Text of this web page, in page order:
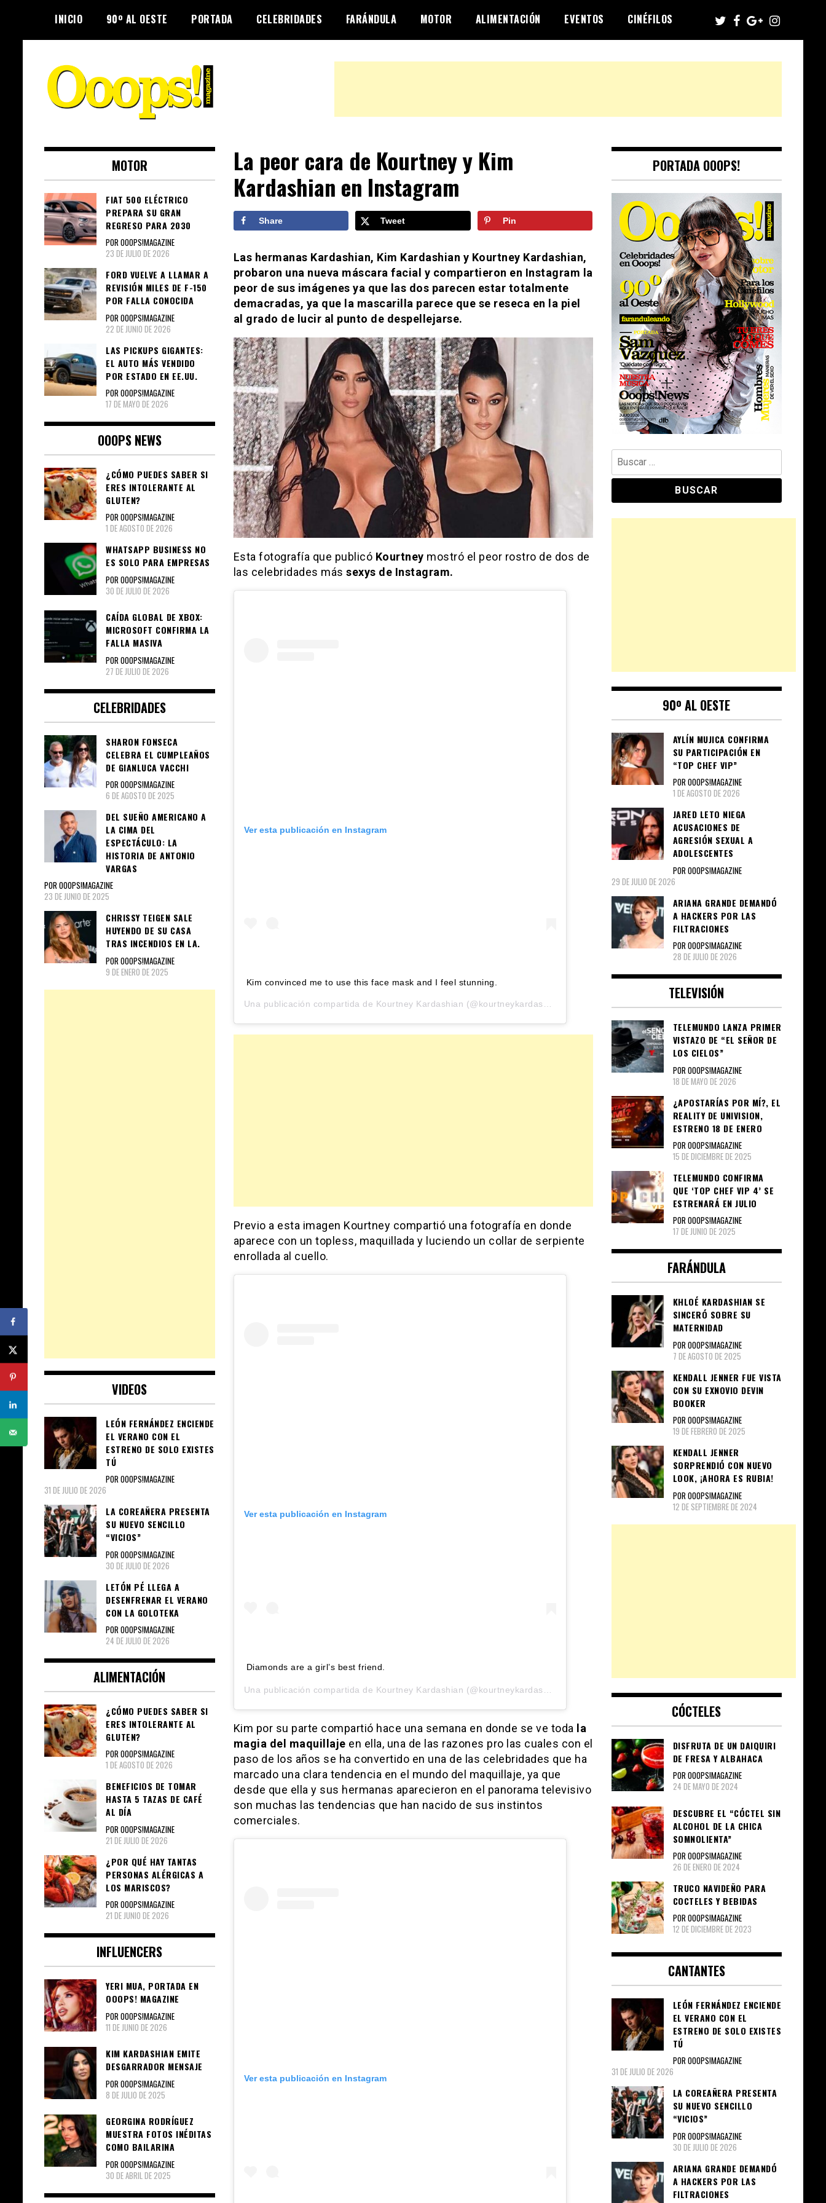
content
INICIO 90º AL OESTE PORTADA CELEBRIDADES FARÁNDULA MOTOR ALIMENTACIÓN EVENTOS CINÉFILOS
Ooops! Magazine
El magazine para estar al tanto de
las celebridades que sigues, todo
a tu alcance en un mismo lugar.
Grupo Leferas™
La peor cara de Kourtney y Kim
Kardashian en Instagram
Share Tweet Pin
Las hermanas Kardashian, Kim Kardashian y Kourtney Kardashian,
probaron una nueva máscara facial y compartieron en Instagram la
peor de sus imágenes ya que las dos parecen estar totalmente
demacradas, ya que la mascarilla parece que se reseca en la piel
al grado de lucir al punto de despellejarse.
Esta fotografía que publicó Kourtney mostró el peor rostro de dos de
las celebridades más sexys de Instagram.
Ver esta publicación en Instagram
Kim convinced me to use this face mask and I feel stunning.
Una publicación compartida de Kourtney Kardashian (@kourtneykardash) el
Previo a esta imagen Kourtney compartió una fotografía en donde
aparece con un topless, maquillada y luciendo un collar de serpiente
enrollada al cuello.
Ver esta publicación en Instagram
Diamonds are a girl’s best friend.
Una publicación compartida de Kourtney Kardashian (@kourtneykardash) el
Kim por su parte compartió hace una semana en donde se ve toda la
magia del maquillaje en ella, una de las razones pro las cuales con el
paso de los años se ha convertido en una de las celebridades que ha
marcado una clara tendencia en el mundo del maquillaje, ya que
desde que ella y sus hermanas aparecieron en el panorama televisivo
son muchas las tendencias que han nacido de sus instintos
comerciales.
Ver esta publicación en Instagram
MOTOR
FIAT 500 ELÉCTRICO
PREPARA SU GRAN
REGRESO PARA 2030
POR OOOPS!MAGAZINE
23 DE JULIO DE 2026
FORD VUELVE A LLAMAR A
REVISIÓN MILES DE F-150
POR FALLA CONOCIDA
POR OOOPS!MAGAZINE
22 DE JUNIO DE 2026
LAS PICKUPS GIGANTES:
EL AUTO MÁS VENDIDO
POR ESTADO EN EE.UU.
POR OOOPS!MAGAZINE
17 DE MAYO DE 2026
OOOPS NEWS
¿CÓMO PUEDES SABER SI
ERES INTOLERANTE AL
GLUTEN?
POR OOOPS!MAGAZINE
1 DE AGOSTO DE 2026
WHATSAPP BUSINESS NO
ES SOLO PARA EMPRESAS
POR OOOPS!MAGAZINE
30 DE JULIO DE 2026
CAÍDA GLOBAL DE XBOX:
MICROSOFT CONFIRMA LA
FALLA MASIVA
POR OOOPS!MAGAZINE
27 DE JULIO DE 2026
CELEBRIDADES
SHARON FONSECA
CELEBRA EL CUMPLEAÑOS
DE GIANLUCA VACCHI
POR OOOPS!MAGAZINE
6 DE AGOSTO DE 2025
DEL SUEÑO AMERICANO A
LA CIMA DEL
ESPECTÁCULO: LA
HISTORIA DE ANTONIO
VARGAS
POR OOOPS!MAGAZINE
23 DE JUNIO DE 2025
CHRISSY TEIGEN SALE
HUYENDO DE SU CASA
TRAS INCENDIOS EN LA.
POR OOOPS!MAGAZINE
9 DE ENERO DE 2025
VIDEOS
LEÓN FERNÁNDEZ ENCIENDE
EL VERANO CON EL
ESTRENO DE SOLO EXISTES
TÚ
POR OOOPS!MAGAZINE
31 DE JULIO DE 2026
LA COREAÑERA PRESENTA
SU NUEVO SENCILLO
“VICIOS”
POR OOOPS!MAGAZINE
30 DE JULIO DE 2026
LETÓN PÉ LLEGA A
DESENFRENAR EL VERANO
CON LA GOLOTEKA
POR OOOPS!MAGAZINE
24 DE JULIO DE 2026
ALIMENTACIÓN
¿CÓMO PUEDES SABER SI
ERES INTOLERANTE AL
GLUTEN?
POR OOOPS!MAGAZINE
1 DE AGOSTO DE 2026
BENEFICIOS DE TOMAR
HASTA 5 TAZAS DE CAFÉ
AL DÍA
POR OOOPS!MAGAZINE
21 DE JULIO DE 2026
¿POR QUÉ HAY TANTAS
PERSONAS ALÉRGICAS A
LOS MARISCOS?
POR OOOPS!MAGAZINE
21 DE JUNIO DE 2026
INFLUENCERS
YERI MUA, PORTADA EN
OOOPS! MAGAZINE
POR OOOPS!MAGAZINE
11 DE JUNIO DE 2026
KIM KARDASHIAN EMITE
DESGARRADOR MENSAJE
POR OOOPS!MAGAZINE
8 DE JULIO DE 2025
GEORGINA RODRÍGUEZ
MUESTRA FOTOS INÉDITAS
COMO BAILARINA
POR OOOPS!MAGAZINE
30 DE ABRIL DE 2025
PORTADA OOOPS!
Buscar:
90º AL OESTE
AYLÍN MUJICA CONFIRMA
SU PARTICIPACIÓN EN
“TOP CHEF VIP”
POR OOOPS!MAGAZINE
1 DE AGOSTO DE 2026
JARED LETO NIEGA
ACUSACIONES DE
AGRESIÓN SEXUAL A
ADOLESCENTES
POR OOOPS!MAGAZINE
29 DE JULIO DE 2026
ARIANA GRANDE DEMANDÓ
A HACKERS POR LAS
FILTRACIONES
POR OOOPS!MAGAZINE
28 DE JULIO DE 2026
TELEVISIÓN
TELEMUNDO LANZA PRIMER
VISTAZO DE “EL SEÑOR DE
LOS CIELOS”
POR OOOPS!MAGAZINE
18 DE MAYO DE 2026
¿APOSTARÍAS POR MÍ?, EL
REALITY DE UNIVISION,
ESTRENO 18 DE ENERO
POR OOOPS!MAGAZINE
15 DE DICIEMBRE DE 2025
TELEMUNDO CONFIRMA
QUE ‘TOP CHEF VIP 4’ SE
ESTRENARÁ EN JULIO
POR OOOPS!MAGAZINE
17 DE JUNIO DE 2025
FARÁNDULA
KHLOÉ KARDASHIAN SE
SINCERÓ SOBRE SU
MATERNIDAD
POR OOOPS!MAGAZINE
7 DE AGOSTO DE 2025
KENDALL JENNER FUE VISTA
CON SU EXNOVIO DEVIN
BOOKER
POR OOOPS!MAGAZINE
19 DE FEBRERO DE 2025
KENDALL JENNER
SORPRENDIÓ CON NUEVO
LOOK, ¡AHORA ES RUBIA!
POR OOOPS!MAGAZINE
12 DE SEPTIEMBRE DE 2024
CÓCTELES
DISFRUTA DE UN DAIQUIRI
DE FRESA Y ALBAHACA
POR OOOPS!MAGAZINE
24 DE MAYO DE 2024
DESCUBRE EL “CÓCTEL SIN
ALCOHOL DE LA CHICA
SOMNOLIENTA”
POR OOOPS!MAGAZINE
26 DE ENERO DE 2024
TRUCO NAVIDEÑO PARA
COCTELES Y BEBIDAS
POR OOOPS!MAGAZINE
12 DE DICIEMBRE DE 2023
CANTANTES
LEÓN FERNÁNDEZ ENCIENDE
EL VERANO CON EL
ESTRENO DE SOLO EXISTES
TÚ
POR OOOPS!MAGAZINE
31 DE JULIO DE 2026
LA COREAÑERA PRESENTA
SU NUEVO SENCILLO
“VICIOS”
POR OOOPS!MAGAZINE
30 DE JULIO DE 2026
ARIANA GRANDE DEMANDÓ
A HACKERS POR LAS
FILTRACIONES